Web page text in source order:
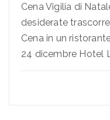
Cena Vigilia di
desiderate
Cena in un
24 dicembre Hotel